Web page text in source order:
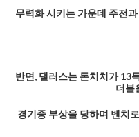
무력화 시키는 가운데 주전
반면, 댈러스는 돈치치가 13
더블
경기중 부상을 당하며 벤치